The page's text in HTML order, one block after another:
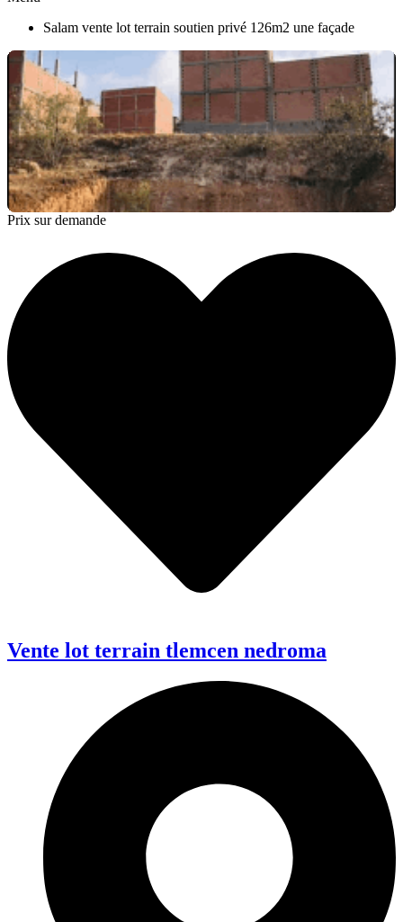
Salam vente lot terrain soutien privé 126m2 une façade
Prix sur demande
Vente lot terrain tlemcen nedroma